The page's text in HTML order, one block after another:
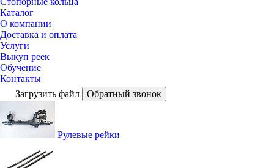
Каталог
О компании
Доставка и оплата
Услуги
Выкуп реек
Обучение
Контакты
Загрузить файл
Обратный звонок
Рулевые рейки